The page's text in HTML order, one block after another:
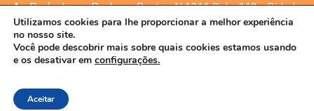
Av. Profa. Laura Pacheco Bastos N:1011 Sala: 112 - Cidade
dos Lagos, Guarapuava - PR, 85053-525
© Todos os direitos reservados
Utilizamos cookies para lhe proporcionar a melhor experiência
no nosso site.
Você pode descobrir mais sobre quais cookies estamos usando
e os desativar em configurações.
Aceitar